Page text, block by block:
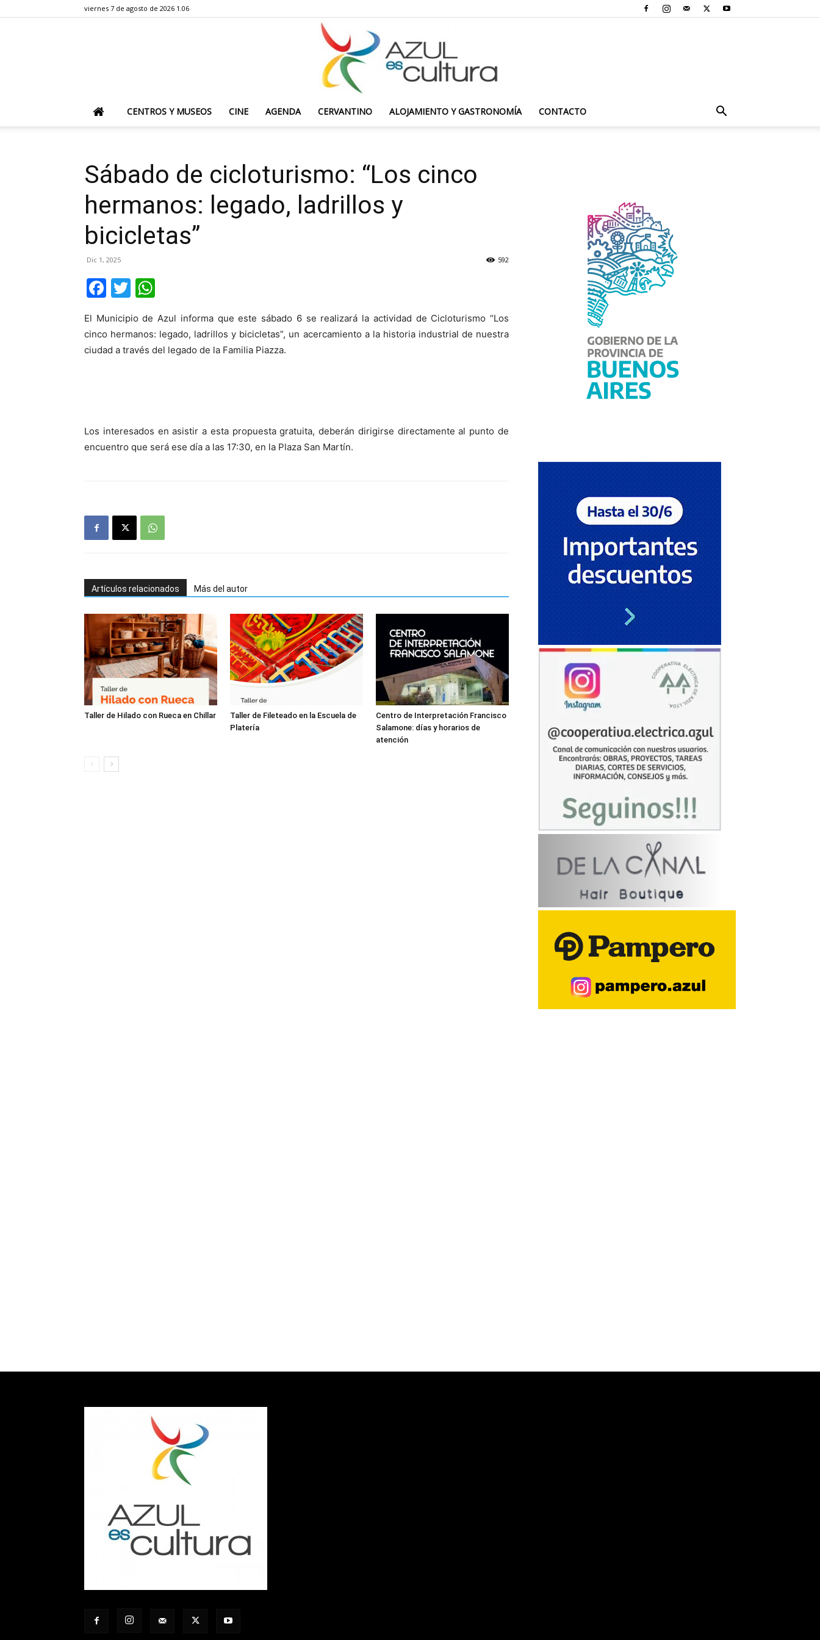
viernes 7 de agosto de 2026 1.06
CENTROS Y MUSEOS CINE AGENDA CERVANTINO ALOJAMIENTO Y GASTRONOMÍA CONTACTO
Sábado de cicloturismo: “Los cinco
hermanos: legado, ladrillos y
bicicletas”
Dic 1, 2025 592
Facebook
Twitter
El Municipio de Azul informa que este sábado 6 se realizará la actividad de Cicloturismo “Los
cinco hermanos: legado, ladrillos y bicicletas”, un acercamiento a la historia industrial de nuestra
ciudad a través del legado de la Familia Piazza.
Los interesados en asistir a esta propuesta gratuita, deberán dirigirse directamente al punto de
encuentro que será ese día a las 17:30, en la Plaza San Martín.
Artículos relacionados Más del autor
Taller de Hilado con Rueca en Chillar
Taller de Fileteado en la Escuela de
Platería
Centro de Interpretación Francisco
Salamone: días y horarios de
atención